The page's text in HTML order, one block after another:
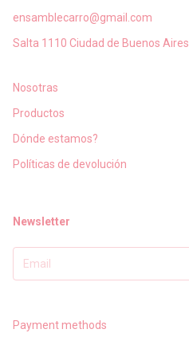
ensamblecarro@gmail.com
Salta 1110 Ciudad de Buenos Aires
Nosotras
Productos
Dónde estamos?
Políticas de devolución
Newsletter
Payment methods